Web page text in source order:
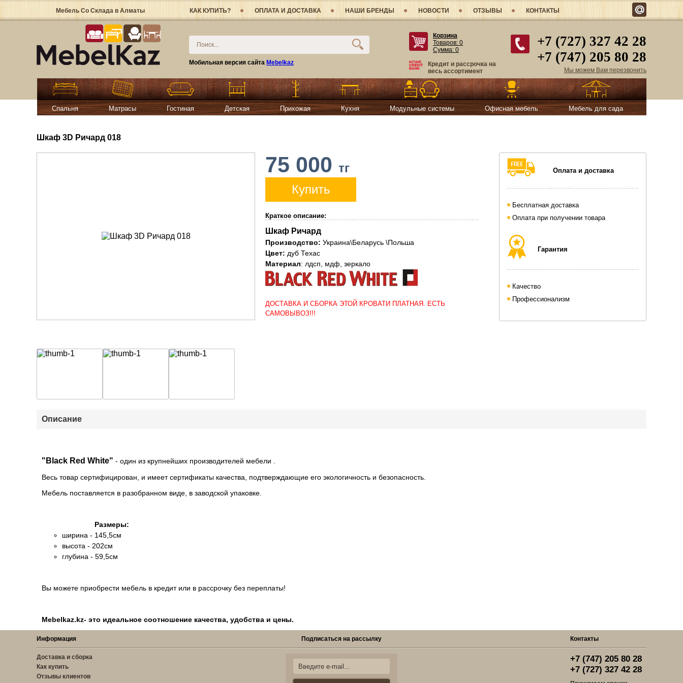
Мебель Со Склада в Алматы КАК КУПИТЬ? ОПЛАТА И ДОСТАВКА НАШИ БРЕНДЫ НОВОСТИ ОТЗЫВЫ КОНТАКТЫ
+7 (727) 327 42 28
+7 (747) 205 80 28
Мы можем Вам перезвонить
Корзина
Товаров: 0
Сумма: 0
Кредит и рассрочка на
весь ассортимент
Мобильная версия сайта Mebelkaz
Спальня Матрасы Гостиная Детская Прихожая Кухня Модульные системы Офисная мебель Мебель для сада
Шкаф 3D Ричард 018
75 000 тг
Купить
Краткое описание:
Шкаф Ричард
Производство: Украина\Беларусь \Польша
Цвет: дуб Техас
Материал: лдсп, мдф, зеркало
ДОСТАВКА И СБОРКА ЭТОЙ КРОВАТИ ПЛАТНАЯ. ЕСТЬ
САМОВЫВОЗ!!!
Оплата и доставка
Бесплатная доставка
Оплата при получении товара
Гарантия
Качество
Профессионализм
Описание
"Black Red White" - один из крупнейших производителей мебели .
Весь товар сертифицирован, и имеет сертификаты качества, подтверждающие его экологичность и безопасность.
Мебель поставляется в разобранном виде, в заводской упаковке.
Размеры:
ширина - 145,5см
высота - 202см
глубина - 59,5см
Вы можете приобрести мебель в кредит или в рассрочку без переплаты!
Mebelkaz.kz- это идеальное соотношение качества, удобства и цены.
Информация Контакты
Подписаться на рассылку
Доставка и сборка
Как купить
Отзывы клиентов
+7 (747) 205 80 28
+7 (727) 327 42 28